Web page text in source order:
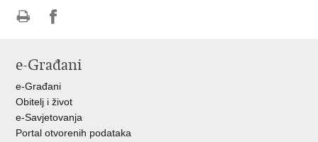
Facebooku
e-Građani
e-Građani
Obitelj i život
e-Savjetovanja
Portal otvorenih podataka